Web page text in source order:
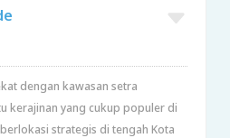
dengan kawasan setra
kerajinan yang cukup populer di
strategis di tengah Kota